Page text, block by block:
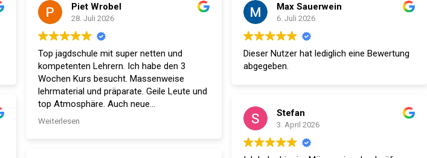
Piet Wrobel
28. Juli 2026
Top jagdschule mit super netten und
kompetenten Lehrern. Ich habe den 3
Wochen Kurs besucht. Massenweise
lehrmaterial und präparate. Geile Leute und
top Atmosphäre. Auch neue
Freundschaften wurden geschlossen und
Weiterlesen
Max Sauerwein
6. Juli 2026
Dieser Nutzer hat lediglich eine Bewertung
abgegeben.
Stefan
3. April 2026